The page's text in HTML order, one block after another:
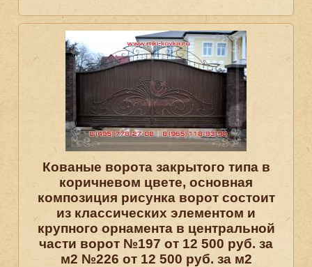
Кованые ворота закрытого типа в
коричневом цвете, основная
композиция рисунка ворот состоит
из классических элементом и
крупного орнамента в центральной
части ворот №197 от 12 500 руб. за
м2 №226 от 12 500 руб. за м2